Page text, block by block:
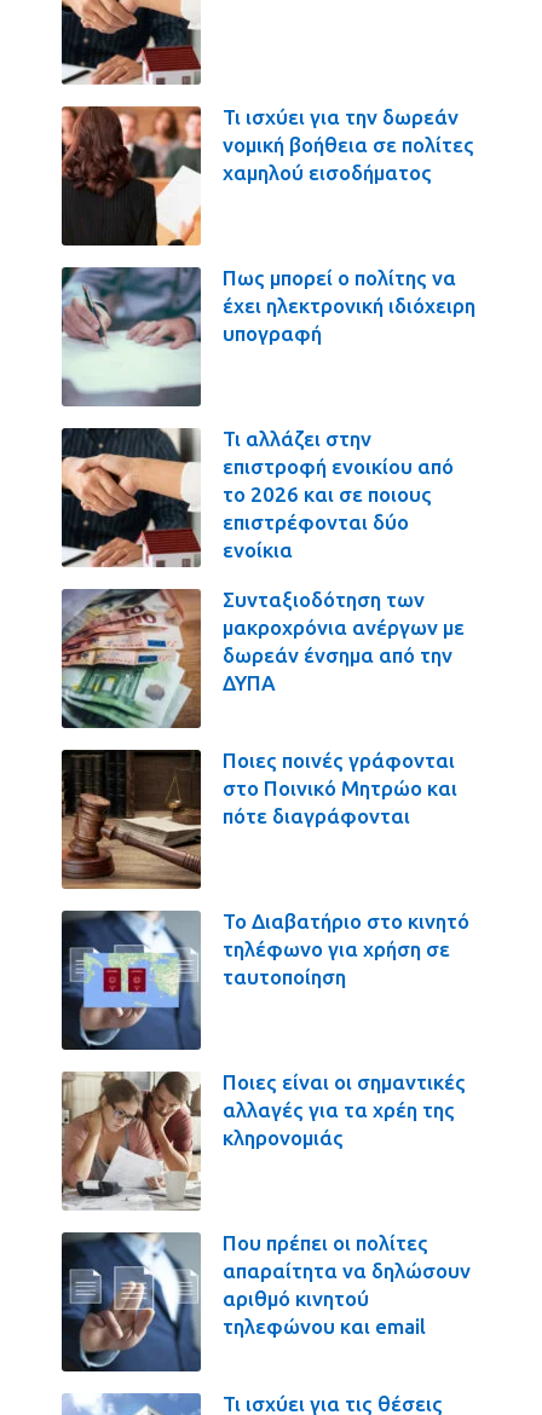
Τι ισχύει για την δωρεάν
νομική βοήθεια σε πολίτες
χαμηλού εισοδήματος
Πως μπορεί ο πολίτης να
έχει ηλεκτρονική ιδιόχειρη
υπογραφή
Τι αλλάζει στην
επιστροφή ενοικίου από
το 2026 και σε ποιους
επιστρέφονται δύο
ενοίκια
Συνταξιοδότηση των
μακροχρόνια ανέργων με
δωρεάν ένσημα από την
ΔΥΠΑ
Ποιες ποινές γράφονται
στο Ποινικό Μητρώο και
πότε διαγράφονται
Το Διαβατήριο στο κινητό
τηλέφωνο για χρήση σε
ταυτοποίηση
Ποιες είναι οι σημαντικές
αλλαγές για τα χρέη της
κληρονομιάς
Που πρέπει οι πολίτες
απαραίτητα να δηλώσουν
αριθμό κινητού
τηλεφώνου και email
Τι ισχύει για τις θέσεις